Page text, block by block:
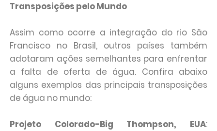
Transposições pelo Mundo
Assim como ocorre a integração do rio São
Francisco no Brasil, outros países também
adotaram ações semelhantes para enfrentar
a falta de oferta de água. Confira abaixo
alguns exemplos das principais transposições
de água no mundo:
Projeto Colorado-Big Thompson, EUA: